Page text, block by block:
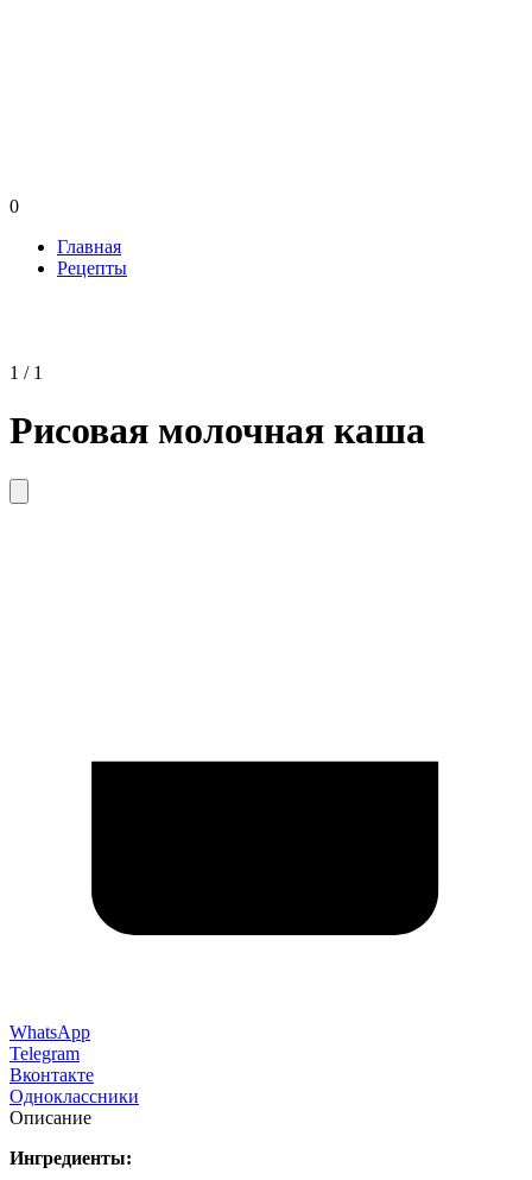
0
Главная
Рецепты
1 / 1
Рисовая молочная каша
WhatsApp
Telegram
Вконтакте
Одноклассники
Описание
Ингредиенты: